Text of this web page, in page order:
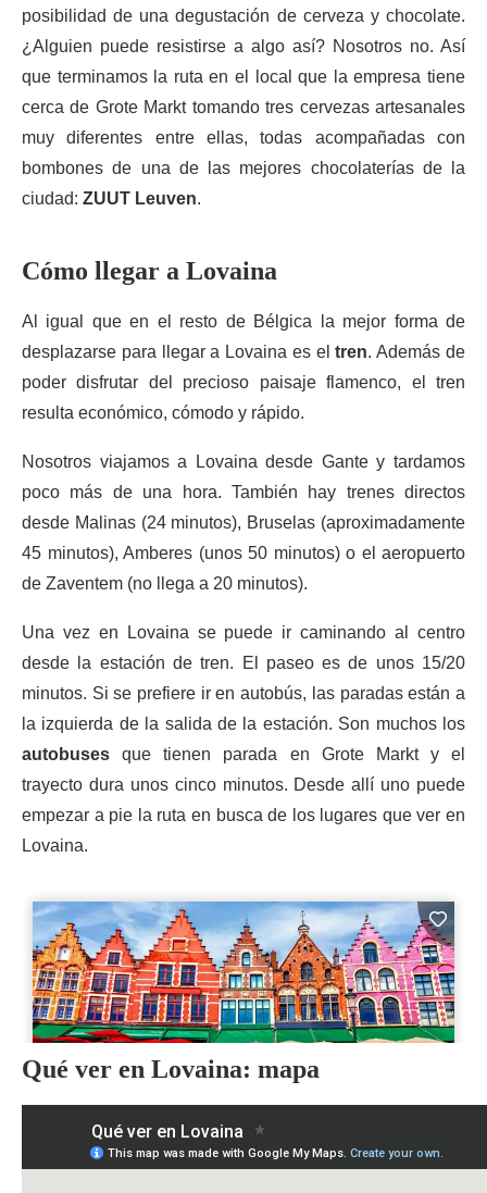
posibilidad de una degustación de cerveza y chocolate.
¿Alguien puede resistirse a algo así? Nosotros no. Así
que terminamos la ruta en el local que la empresa tiene
cerca de Grote Markt tomando tres cervezas artesanales
muy diferentes entre ellas, todas acompañadas con
bombones de una de las mejores chocolaterías de la
ciudad: ZUUT Leuven.
Cómo llegar a Lovaina
Al igual que en el resto de Bélgica la mejor forma de
desplazarse para llegar a Lovaina es eltren. Además de
poder disfrutar del precioso paisaje flamenco, el tren
resulta económico, cómodo y rápido.
Nosotros viajamos a Lovaina desde Gante y tardamos
poco más de una hora. También hay trenes directos
desde Malinas (24 minutos), Bruselas (aproximadamente
45 minutos), Amberes (unos 50 minutos) o el aeropuerto
de Zaventem (no llega a 20 minutos).
Una vez en Lovaina se puede ir caminando al centro
desde la estación de tren. El paseo es de unos 15/20
minutos. Si se prefiere ir en autobús, las paradas están a
la izquierda de la salida de la estación. Son muchos los
autobuses que tienen parada en Grote Markt y el
trayecto dura unos cinco minutos. Desde allí uno puede
empezar a pie la ruta en busca de los lugares que ver en
Lovaina.
Qué ver en Lovaina: mapa